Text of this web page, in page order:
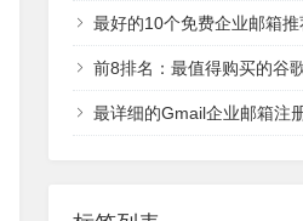
最好的10个免费企业邮箱推荐，
前8排名：最值得购买的谷
最详细的Gmail企业邮箱注